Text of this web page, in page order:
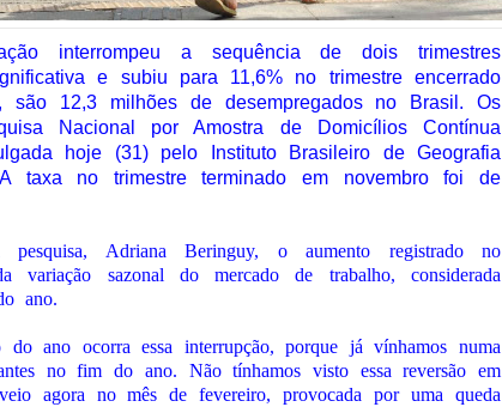
interrompeu a sequência de dois trimestres
e subiu para 11,6% no trimestre encerrado
são 12,3 milhões de desempregados no Brasil. Os
Nacional por Amostra de Domicílios Contínua
hoje (31) pelo Instituto Brasileiro de Geografia
taxa no trimestre terminado em novembro foi de
pesquisa, Adriana Beringuy, o aumento registrado no
variação sazonal do mercado de trabalho, considerada
ano.
ano ocorra essa interrupção, porque já vínhamos numa
no fim do ano. Não tínhamos visto essa reversão em
agora no mês de fevereiro, provocada por uma queda